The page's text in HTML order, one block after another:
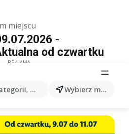
miejscu
produktów... Wybierz miasto
-
od czwartku
REKLAMA